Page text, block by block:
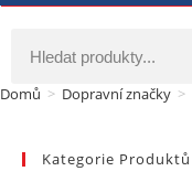
Domů > Dopravní značky >
Kategorie Produktů